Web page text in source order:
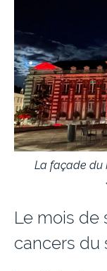
La façade du
Le mois de
cancers du